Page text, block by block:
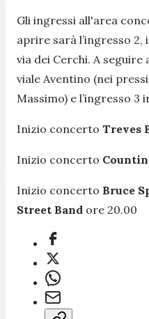
Gli ingressi all'area
aprire sarà l’ingresso 2,
via dei Cerchi. A
viale Aventino (nei
Massimo) e l’ingresso 3
Inizio concerto Treves
Inizio concerto
Inizio concerto Bruce
Street Band ore 20.00